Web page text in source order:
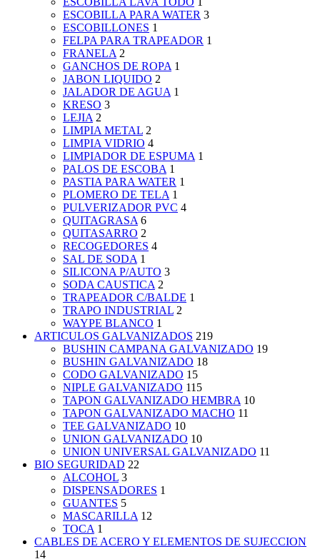
ESCOBILLA PARA WATER 3
ESCOBILLONES 1
FELPA PARA TRAPEADOR 1
FRANELA 2
GANCHOS DE ROPA 1
JABON LIQUIDO 2
JALADOR DE AGUA 1
KRESO 3
LEJIA 2
LIMPIA METAL 2
LIMPIA VIDRIO 4
LIMPIADOR DE ESPUMA 1
PALOS DE ESCOBA 1
PASTIA PARA WATER 1
PLOMERO DE TELA 1
PULVERIZADOR PVC 4
QUITAGRASA 6
QUITASARRO 2
RECOGEDORES 4
SAL DE SODA 1
SILICONA P/AUTO 3
SODA CAUSTICA 2
TRAPEADOR C/BALDE 1
TRAPO INDUSTRIAL 2
WAYPE BLANCO 1
ARTICULOS GALVANIZADOS 219
BUSHIN CAMPANA GALVANIZADO 19
BUSHIN GALVANIZADO 18
CODO GALVANIZADO 15
NIPLE GALVANIZADO 115
TAPON GALVANIZADO HEMBRA 10
TAPON GALVANIZADO MACHO 11
TEE GALVANIZADO 10
UNION GALVANIZADO 10
UNION UNIVERSAL GALVANIZADO 11
BIO SEGURIDAD 22
ALCOHOL 3
DISPENSADORES 1
GUANTES 5
MASCARILLA 12
TOCA 1
CABLES DE ACERO Y ELEMENTOS DE SUJECCION
14